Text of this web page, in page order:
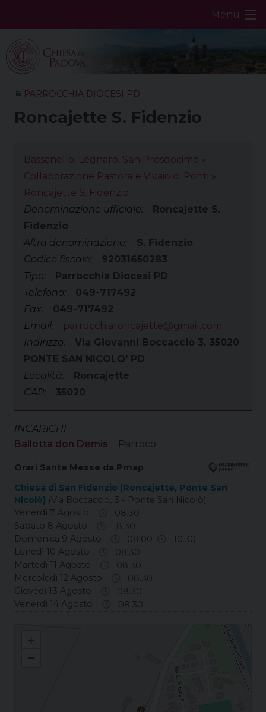
Menu
PARROCCHIA DIOCESI PD
Roncajette S. Fidenzio
Bassanello, Legnaro, San Prosdocimo
Collaborazione Pastorale Vivaio di Ponti
Roncajette S. Fidenzio
Denominazione ufficiale:
Roncajette S.
Fidenzio
Altra denominazione:
S. Fidenzio
Codice fiscale:
92031650283
Tipo:
Parrocchia Diocesi PD
Telefono:
049-717492
Fax:
049-717492
Email:
parrocchiaroncajette@gmail.com
Indirizzo:
Via Giovanni Boccaccio 3, 35020
PONTE SAN NICOLO' PD
Località:
Roncajette
CAP:
35020
INCARICHI
Ballotta don Demis
: Parroco
Orari Sante Messe da Pmap
Chiesa di San Fidenzio (Roncajette, Ponte San
Nicolò) (Via Boccaccio, 3 - Ponte San Nicolò)
Venerdì 7 Agosto
08.30
Sabato 8 Agosto
18.30
Domenica 9 Agosto
08.00
10.30
Lunedì 10 Agosto
08.30
Martedì 11 Agosto
08.30
Mercoledì 12 Agosto
08.30
Giovedì 13 Agosto
08.30
Venerdì 14 Agosto
08.30
+
−